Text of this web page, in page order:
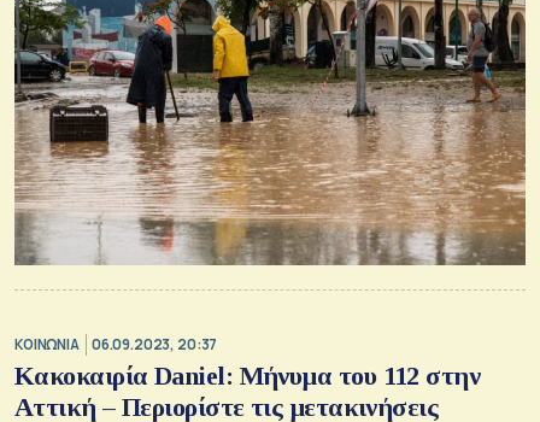
ΚΟΙΝΩΝΙΑ 06.09.2023, 20:37
Κακοκαιρία Daniel: Μήνυμα του 112 στην
Αττική – Περιορίστε τις μετακινήσεις